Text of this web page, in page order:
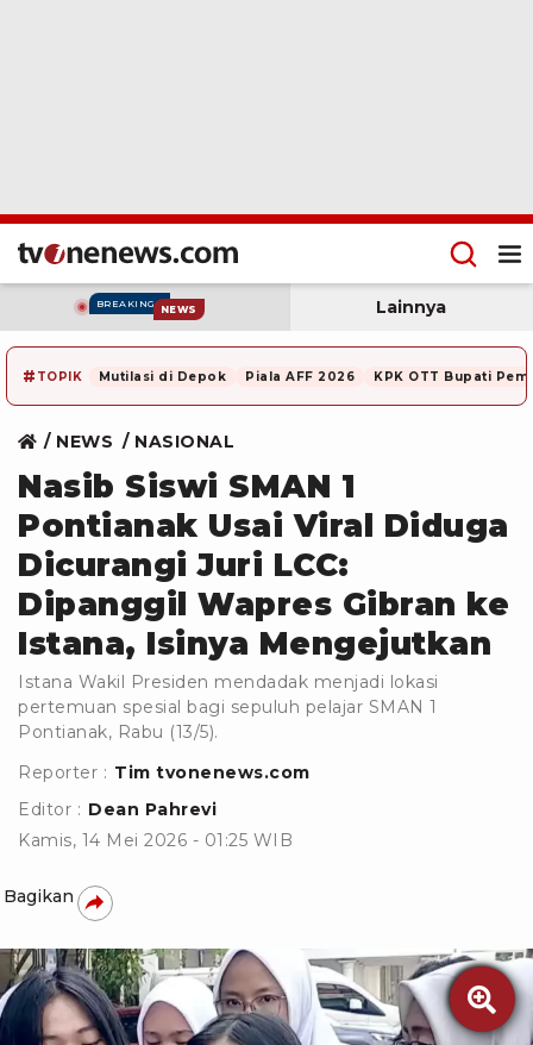
BREAKING NEWS Lainnya
# TOPIK Mutilasi di Depok Piala AFF 2026 KPK OTT Bupati
NEWS NASIONAL
Nasib Siswi SMAN 1
Pontianak Usai Viral Diduga
Dicurangi Juri LCC:
Dipanggil Wapres Gibran ke
Istana, Isinya Mengejutkan
Istana Wakil Presiden mendadak menjadi lokasi
pertemuan spesial bagi sepuluh pelajar SMAN 1
Pontianak, Rabu (13/5).
Reporter : Tim tvonenews.com
Editor : Dean Pahrevi
Kamis, 14 Mei 2026 - 01:25 WIB
Bagikan
